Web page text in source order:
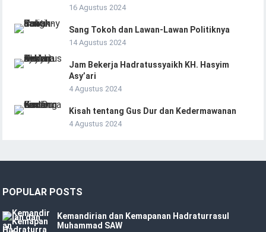
16 Agustus 2024
Sang Tokoh dan Lawan-Lawan Politiknya
14 Agustus 2024
Jam Bekerja Hadratussyaikh KH. Hasyim
Asy’ari
4 Agustus 2024
Kisah tentang Gus Dur dan Kedermawanan
4 Agustus 2024
POPULAR POSTS
Kemandirian dan Kemapanan Hadraturrasul
Muhammad SAW